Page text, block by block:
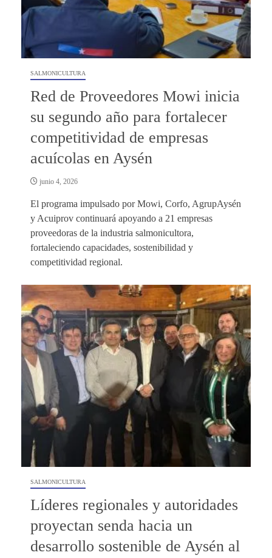
SALMONICULTURA
Red de Proveedores Mowi inicia
su segundo año para fortalecer
competitividad de empresas
acuícolas en Aysén
junio 4, 2026
El programa impulsado por Mowi, Corfo, AgrupAysén
y Acuiprov continuará apoyando a 21 empresas
proveedoras de la industria salmonicultora,
fortaleciendo capacidades, sostenibilidad y
competitividad regional.
SALMONICULTURA
Líderes regionales y autoridades
proyectan senda hacia un
desarrollo sostenible de Aysén al